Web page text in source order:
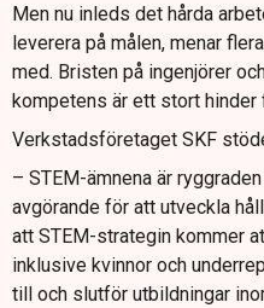
Men nu inleds det hårda
leverera på målen, menar
med. Bristen på ingenjörer
kompetens är ett stort hinder
Verkstadsföretaget SKF
– STEM-ämnena är
avgörande för att utveckla
att STEM-strategin kommer
inklusive kvinnor och
till och slutför utbildningar